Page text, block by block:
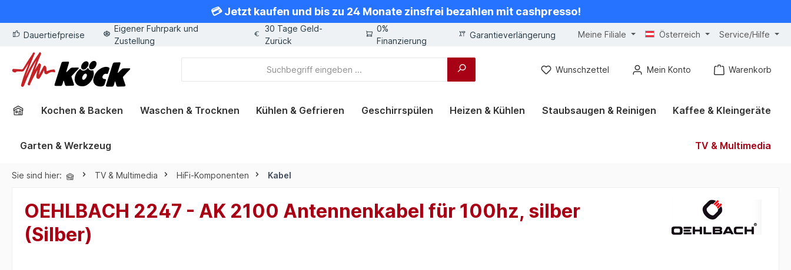
💳 Jetzt kaufen und bis zu 24 Monate zinsfrei bezahlen mit cashpresso!
Dauertiefpreise
Eigener Fuhrpark und
Zustellung
30 Tage Geld-
Zurück
0%
Finanzierung
Garantieverlängerung Meine Filiale Österreich Service/Hilfe
Wunschzettel Mein Konto Warenkorb
Kochen & Backen Waschen & Trocknen Kühlen & Gefrieren Geschirrspülen Heizen & Kühlen Staubsaugen & Reinigen Kaffee & Kleingeräte
Garten & Werkzeug TV & Multimedia
Sie sind hier: TV & Multimedia HiFi-Komponenten Kabel
OEHLBACH 2247 - AK 2100 Antennenkabel für 100hz, silber
(Silber)